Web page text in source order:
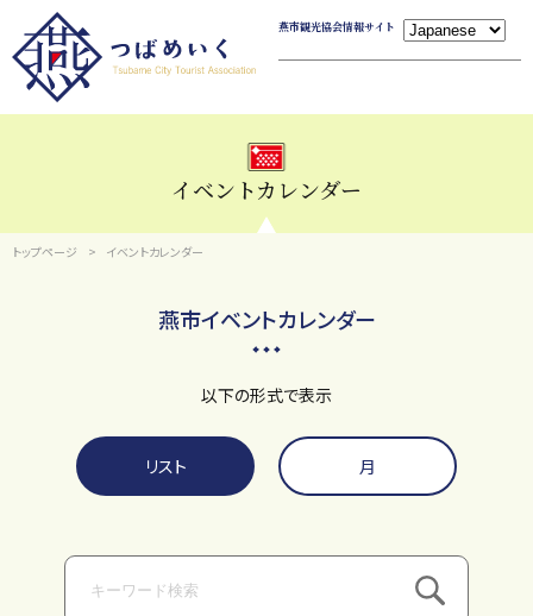
燕市観光協会情報サイト
イベントカレンダー
トップページ イベントカレンダー
燕市イベントカレンダー
以下の形式で表示
リスト 月